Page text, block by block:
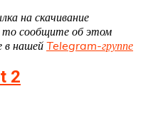
на скачивание
то сообщите об этом
в нашей Telegram-группе
2